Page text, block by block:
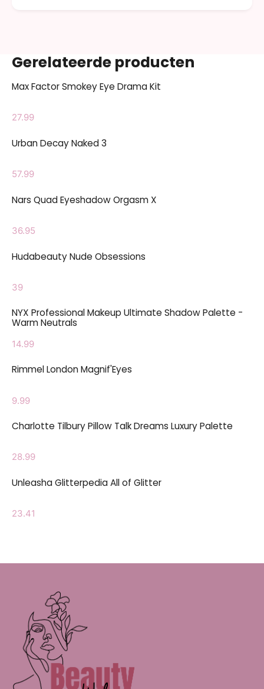
Gerelateerde producten
Max Factor Smokey Eye Drama Kit
27.99
Urban Decay Naked 3
57.99
Nars Quad Eyeshadow Orgasm X
36.95
Hudabeauty Nude Obsessions
39
NYX Professional Makeup Ultimate Shadow Palette -
Warm Neutrals
14.99
Rimmel London Magnif'Eyes
9.99
Charlotte Tilbury Pillow Talk Dreams Luxury Palette
28.99
Unleasha Glitterpedia All of Glitter
23.41